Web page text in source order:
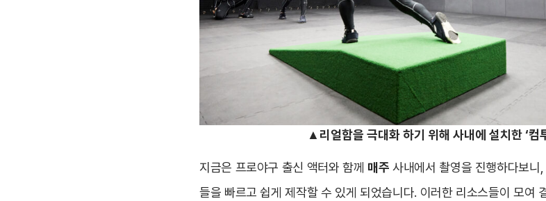
▲리얼함을 극대화 하기 위해 사내에 설치한 ‘컴
지금은 프로야구 출신 액터와 함께 매주 사내에서 촬영을 진행하다보
들을 빠르고 쉽게 제작할 수 있게 되었습니다. 이러한 리소스들이 모여